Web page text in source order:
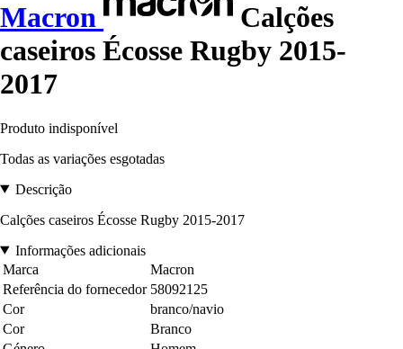
Macron
Calções
caseiros Écosse Rugby 2015-
2017
Produto indisponível
Todas as variações esgotadas
Descrição
Calções caseiros Écosse Rugby 2015-2017
Informações adicionais
Marca
Macron
Referência do fornecedor 58092125
Cor
branco/navio
Cor
Branco